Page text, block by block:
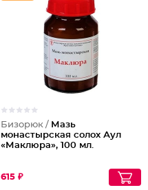
Бизорюк / Мазь
монастырская солох Аул
«Маклюра», 100 мл.
615 ₽